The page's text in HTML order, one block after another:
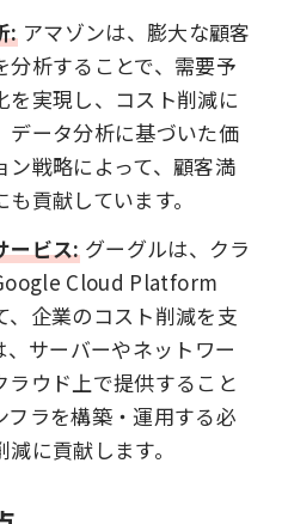
:アマゾンは、膨大な顧客
分析することで、需要予
を実現し、コスト削減に
データ分析に基づいた価
ン戦略によって、顧客満
貢献しています。
ービス:グーグルは、クラ
Cloud Platform
、企業のコスト削減を支
、サーバーやネットワー
ラウド上で提供すること
フラを構築・運用する必
に貢献します。